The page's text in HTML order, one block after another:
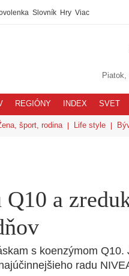
Slovník Hry Viac
Piatok,
REGIÓNY INDEX SVET
šport, rodina Life style
a
s koenzýmom Q10.
radu